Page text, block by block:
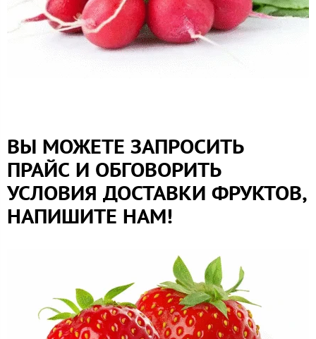
ВЫ МОЖЕТЕ ЗАПРОСИТЬ
ПРАЙС И ОБГОВОРИТЬ
УСЛОВИЯ ДОСТАВКИ ФРУКТОВ,
НАПИШИТЕ НАМ!